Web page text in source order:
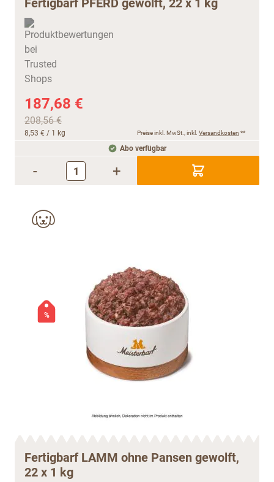
Fertigbarf PFERD gewolft, 22 x 1 kg
187,68 €
208,56 €
8,53 € / 1 kg Preise inkl. MwSt., inkl. Versandkosten **
Abo verfügbar
- +
%
Fertigbarf LAMM ohne Pansen gewolft,
22 x 1 kg